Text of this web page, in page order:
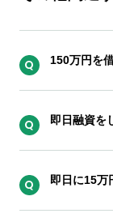
150万円を
即日融資を
即日に15万